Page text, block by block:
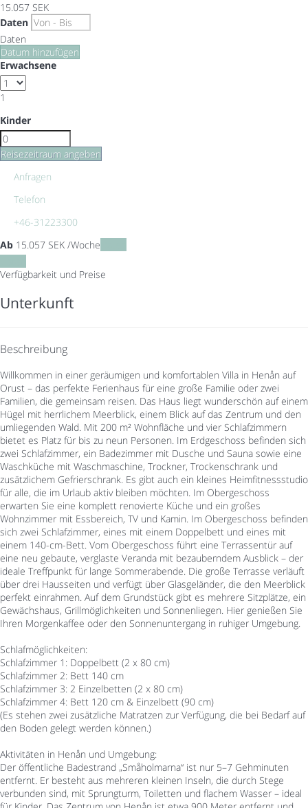
15.057 SEK
Daten
Daten
Datum hinzufügen
Erwachsene
1
Kinder
Reisezeitraum angeben
Anfragen
Telefon
+46-31223300
Ab 15.057 SEK /Woche
Verfügbarkeit und Preise
Unterkunft
Beschreibung
Willkommen in einer geräumigen und komfortablen Villa in Henån auf
Orust – das perfekte Ferienhaus für eine große Familie oder zwei
Familien, die gemeinsam reisen. Das Haus liegt wunderschön auf einem
Hügel mit herrlichem Meerblick, einem Blick auf das Zentrum und den
umliegenden Wald. Mit 200 m² Wohnfläche und vier Schlafzimmern
bietet es Platz für bis zu neun Personen. Im Erdgeschoss befinden sich
zwei Schlafzimmer, ein Badezimmer mit Dusche und Sauna sowie eine
Waschküche mit Waschmaschine, Trockner, Trockenschrank und
zusätzlichem Gefrierschrank. Es gibt auch ein kleines Heimfitnessstudio
für alle, die im Urlaub aktiv bleiben möchten. Im Obergeschoss
erwarten Sie eine komplett renovierte Küche und ein großes
Wohnzimmer mit Essbereich, TV und Kamin. Im Obergeschoss befinden
sich zwei Schlafzimmer, eines mit einem Doppelbett und eines mit
einem 140-cm-Bett. Vom Obergeschoss führt eine Terrassentür auf
eine neu gebaute, verglaste Veranda mit bezauberndem Ausblick – der
ideale Treffpunkt für lange Sommerabende. Die große Terrasse verläuft
über drei Hausseiten und verfügt über Glasgeländer, die den Meerblick
perfekt einrahmen. Auf dem Grundstück gibt es mehrere Sitzplätze, ein
Gewächshaus, Grillmöglichkeiten und Sonnenliegen. Hier genießen Sie
Ihren Morgenkaffee oder den Sonnenuntergang in ruhiger Umgebung.
Schlafmöglichkeiten:
Schlafzimmer 1: Doppelbett (2 x 80 cm)
Schlafzimmer 2: Bett 140 cm
Schlafzimmer 3: 2 Einzelbetten (2 x 80 cm)
Schlafzimmer 4: Bett 120 cm & Einzelbett (90 cm)
(Es stehen zwei zusätzliche Matratzen zur Verfügung, die bei Bedarf auf
den Boden gelegt werden können.)
Aktivitäten in Henån und Umgebung:
Der öffentliche Badestrand „Småholmarna“ ist nur 5–7 Gehminuten
entfernt. Er besteht aus mehreren kleinen Inseln, die durch Stege
verbunden sind, mit Sprungturm, Toiletten und flachem Wasser – ideal